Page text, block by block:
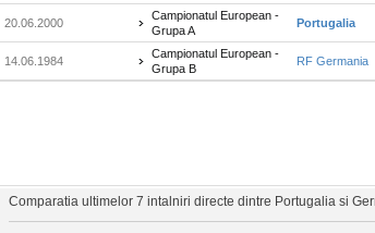
20.06.2000
Campionatul European -
Grupa A
Portugalia
14.06.1984
Campionatul European -
Grupa B
RF Germania
Comparatia ultimelor 7 intalniri directe dintre Portugalia si